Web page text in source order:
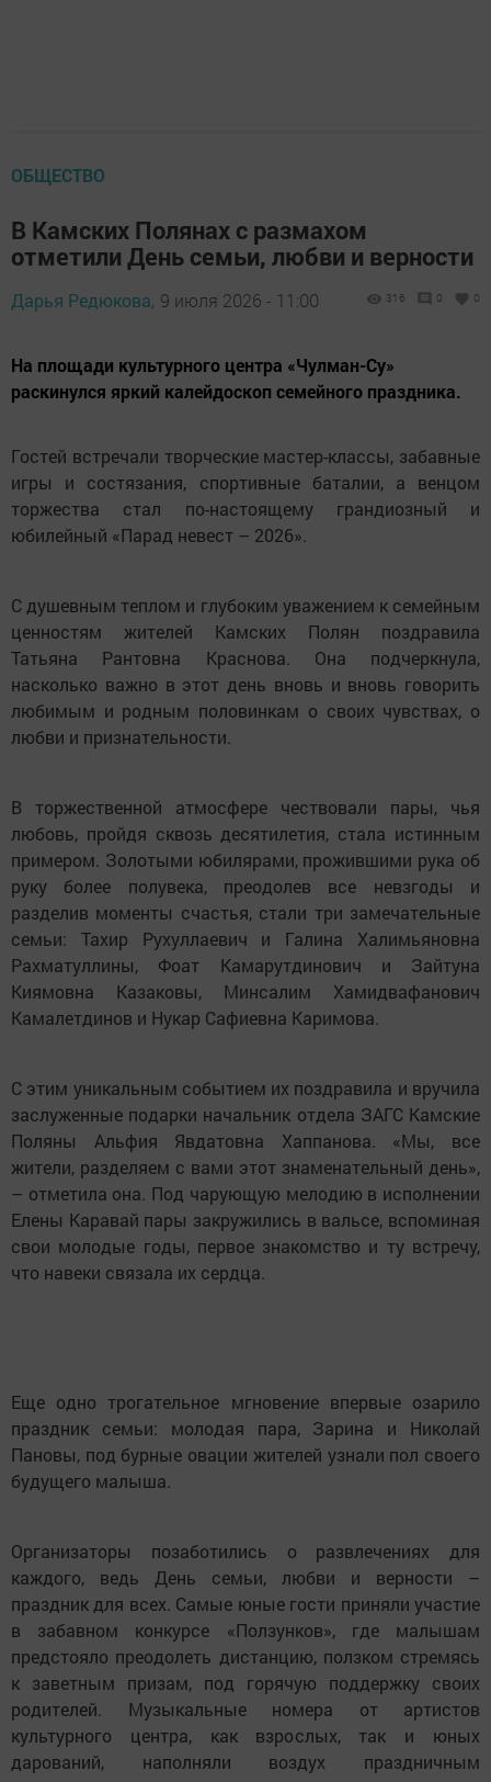
ОБЩЕСТВО
В Камских Полянах с размахом
отметили День семьи, любви и верности
Дарья Редюкова, 9 июля 2026 - 11:00 316 0 0
На площади культурного центра «Чулман-Су»
раскинулся яркий калейдоскоп семейного праздника.
Гостей встречали творческие мастер-классы, забавные
игры и состязания, спортивные баталии, а венцом
торжества стал по-настоящему грандиозный и
юбилейный «Парад невест – 2026».
С душевным теплом и глубоким уважением к семейным
ценностям жителей Камских Полян поздравила
Татьяна Рантовна Краснова. Она подчеркнула,
насколько важно в этот день вновь и вновь говорить
любимым и родным половинкам о своих чувствах, о
любви и признательности.
В торжественной атмосфере чествовали пары, чья
любовь, пройдя сквозь десятилетия, стала истинным
примером. Золотыми юбилярами, прожившими рука об
руку более полувека, преодолев все невзгоды и
разделив моменты счастья, стали три замечательные
семьи: Тахир Рухуллаевич и Галина Халимьяновна
Рахматуллины, Фоат Камарутдинович и Зайтуна
Киямовна Казаковы, Минсалим Хамидвафанович
Камалетдинов и Нукар Сафиевна Каримова.
С этим уникальным событием их поздравила и вручила
заслуженные подарки начальник отдела ЗАГС Камские
Поляны Альфия Явдатовна Хаппанова. «Мы, все
жители, разделяем с вами этот знаменательный день»,
– отметила она. Под чарующую мелодию в исполнении
Елены Каравай пары закружились в вальсе, вспоминая
свои молодые годы, первое знакомство и ту встречу,
что навеки связала их сердца.
Еще одно трогательное мгновение впервые озарило
праздник семьи: молодая пара, Зарина и Николай
Пановы, под бурные овации жителей узнали пол своего
будущего малыша.
Организаторы позаботились о развлечениях для
каждого, ведь День семьи, любви и верности –
праздник для всех. Самые юные гости приняли участие
в забавном конкурсе «Ползунков», где малышам
предстояло преодолеть дистанцию, ползком стремясь
к заветным призам, под горячую поддержку своих
родителей. Музыкальные номера от артистов
культурного центра, как взрослых, так и юных
дарований, наполняли воздух праздничным